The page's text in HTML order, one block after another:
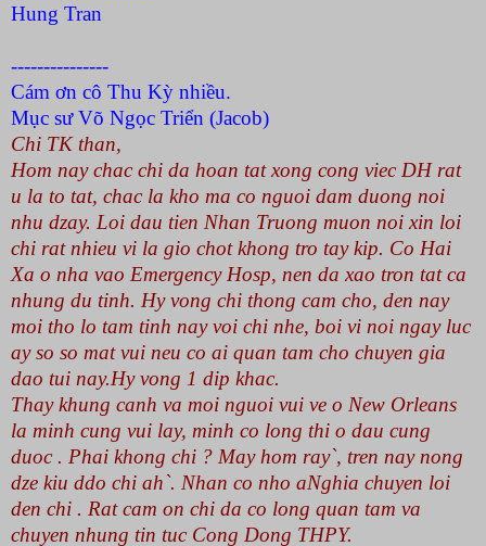
Hung Tran
---------------
Cám ơn cô Thu Kỳ nhiều.
Mục sư Võ Ngọc Triển (Jacob)
Chi TK than,
Hom nay chac chi da hoan tat xong cong viec DH rat
u la to tat, chac la kho ma co nguoi dam duong noi
nhu dzay. Loi dau tien Nhan Truong muon noi xin loi
chi rat nhieu vi la gio chot khong tro tay kip. Co Hai
Xa o nha vao Emergency Hosp, nen da xao tron tat ca
nhung du tinh. Hy vong chi thong cam cho, den nay
moi tho lo tam tinh nay voi chi nhe, boi vi noi ngay luc
ay so so mat vui neu co ai quan tam cho chuyen gia
dao tui nay.Hy vong 1 dip khac.
Thay khung canh va moi nguoi vui ve o New Orleans
la minh cung vui lay, minh co long thi o dau cung
duoc . Phai khong chi ? May hom ray`, tren nay nong
dze kiu ddo chi ah`. Nhan co nho aNghia chuyen loi
den chi . Rat cam on chi da co long quan tam va
chuyen nhung tin tuc Cong Dong THPY.